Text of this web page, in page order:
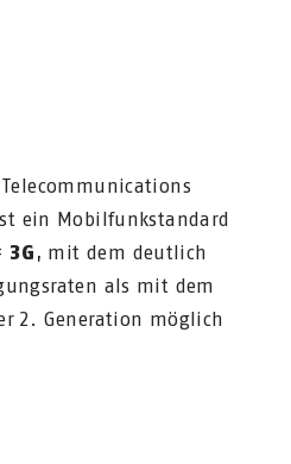
ein Mobilfunkstandard
3G , mit dem deutlich
als mit dem
2. Generation möglich